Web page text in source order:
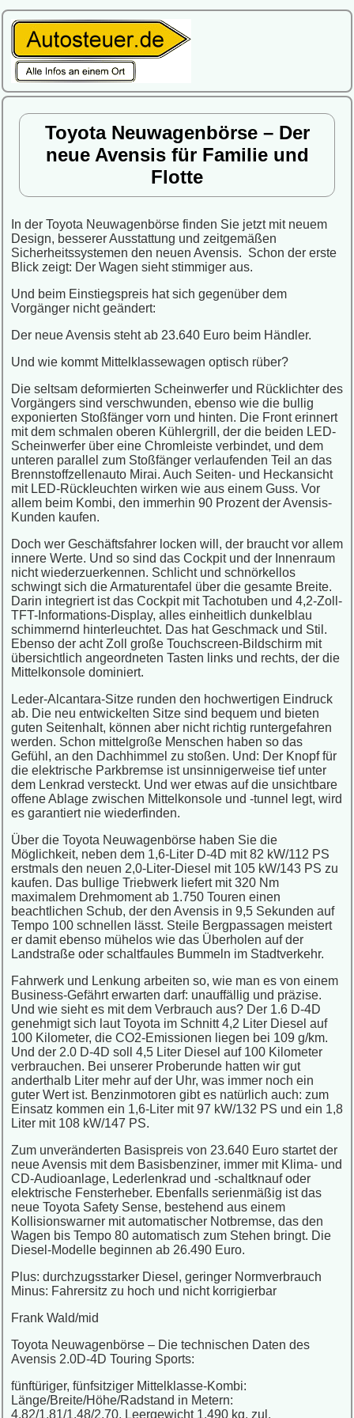
Toyota Neuwagenbörse – Der
neue Avensis für Familie und
Flotte
In der Toyota Neuwagenbörse finden Sie jetzt mit neuem
Design, besserer Ausstattung und zeitgemäßen
Sicherheitssystemen den neuen Avensis. Schon der erste
Blick zeigt: Der Wagen sieht stimmiger aus.
Und beim Einstiegspreis hat sich gegenüber dem
Vorgänger nicht geändert:
Der neue Avensis steht ab 23.640 Euro beim Händler.
Und wie kommt Mittelklassewagen optisch rüber?
Die seltsam deformierten Scheinwerfer und Rücklichter des
Vorgängers sind verschwunden, ebenso wie die bullig
exponierten Stoßfänger vorn und hinten. Die Front erinnert
mit dem schmalen oberen Kühlergrill, der die beiden LED-
Scheinwerfer über eine Chromleiste verbindet, und dem
unteren parallel zum Stoßfänger verlaufenden Teil an das
Brennstoffzellenauto Mirai. Auch Seiten- und Heckansicht
mit LED-Rückleuchten wirken wie aus einem Guss. Vor
allem beim Kombi, den immerhin 90 Prozent der Avensis-
Kunden kaufen.
Doch wer Geschäftsfahrer locken will, der braucht vor allem
innere Werte. Und so sind das Cockpit und der Innenraum
nicht wiederzuerkennen. Schlicht und schnörkellos
schwingt sich die Armaturentafel über die gesamte Breite.
Darin integriert ist das Cockpit mit Tachotuben und 4,2-Zoll-
TFT-Informations-Display, alles einheitlich dunkelblau
schimmernd hinterleuchtet. Das hat Geschmack und Stil.
Ebenso der acht Zoll große Touchscreen-Bildschirm mit
übersichtlich angeordneten Tasten links und rechts, der die
Mittelkonsole dominiert.
Leder-Alcantara-Sitze runden den hochwertigen Eindruck
ab. Die neu entwickelten Sitze sind bequem und bieten
guten Seitenhalt, können aber nicht richtig runtergefahren
werden. Schon mittelgroße Menschen haben so das
Gefühl, an den Dachhimmel zu stoßen. Und: Der Knopf für
die elektrische Parkbremse ist unsinnigerweise tief unter
dem Lenkrad versteckt. Und wer etwas auf die unsichtbare
offene Ablage zwischen Mittelkonsole und -tunnel legt, wird
es garantiert nie wiederfinden.
Über die Toyota Neuwagenbörse haben Sie die
Möglichkeit, neben dem 1,6-Liter D-4D mit 82 kW/112 PS
erstmals den neuen 2,0-Liter-Diesel mit 105 kW/143 PS zu
kaufen. Das bullige Triebwerk liefert mit 320 Nm
maximalem Drehmoment ab 1.750 Touren einen
beachtlichen Schub, der den Avensis in 9,5 Sekunden auf
Tempo 100 schnellen lässt. Steile Bergpassagen meistert
er damit ebenso mühelos wie das Überholen auf der
Landstraße oder schaltfaules Bummeln im Stadtverkehr.
Fahrwerk und Lenkung arbeiten so, wie man es von einem
Business-Gefährt erwarten darf: unauffällig und präzise.
Und wie sieht es mit dem Verbrauch aus? Der 1.6 D-4D
genehmigt sich laut Toyota im Schnitt 4,2 Liter Diesel auf
100 Kilometer, die CO2-Emissionen liegen bei 109 g/km.
Und der 2.0 D-4D soll 4,5 Liter Diesel auf 100 Kilometer
verbrauchen. Bei unserer Proberunde hatten wir gut
anderthalb Liter mehr auf der Uhr, was immer noch ein
guter Wert ist. Benzinmotoren gibt es natürlich auch: zum
Einsatz kommen ein 1,6-Liter mit 97 kW/132 PS und ein 1,8
Liter mit 108 kW/147 PS.
Zum unveränderten Basispreis von 23.640 Euro startet der
neue Avensis mit dem Basisbenziner, immer mit Klima- und
CD-Audioanlage, Lederlenkrad und -schaltknauf oder
elektrische Fensterheber. Ebenfalls serienmäßig ist das
neue Toyota Safety Sense, bestehend aus einem
Kollisionswarner mit automatischer Notbremse, das den
Wagen bis Tempo 80 automatisch zum Stehen bringt. Die
Diesel-Modelle beginnen ab 26.490 Euro.
Plus: durchzugsstarker Diesel, geringer Normverbrauch
Minus: Fahrersitz zu hoch und nicht korrigierbar
Frank Wald/mid
Toyota Neuwagenbörse – Die technischen Daten des
Avensis 2.0D-4D Touring Sports:
fünftüriger, fünfsitziger Mittelklasse-Kombi:
Länge/Breite/Höhe/Radstand in Metern:
4,82/1,81/1,48/2,70, Leergewicht 1.490 kg, zul.